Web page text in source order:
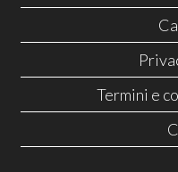
Termini e